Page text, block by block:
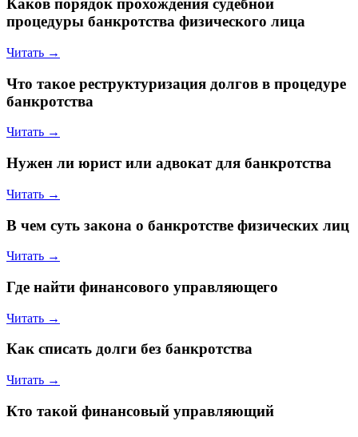
Каков порядок прохождения судебной
процедуры банкротства физического лица
Читать →
Что такое реструктуризация долгов в процедуре
банкротства
Читать →
Нужен ли юрист или адвокат для банкротства
Читать →
В чем суть закона о банкротстве физических лиц
Читать →
Где найти финансового управляющего
Читать →
Как списать долги без банкротства
Читать →
Кто такой финансовый управляющий